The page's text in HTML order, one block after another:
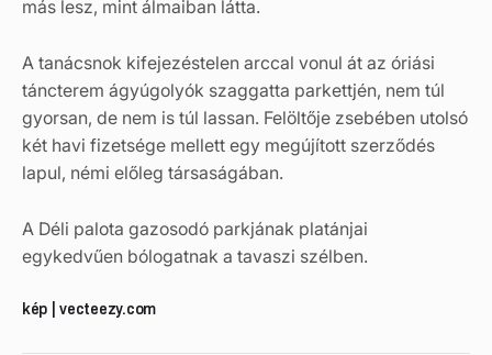
más lesz, mint álmaiban látta.
A tanácsnok kifejezéstelen arccal vonul át az óriási
táncterem ágyúgolyók szaggatta parkettjén, nem túl
gyorsan, de nem is túl lassan. Felöltője zsebében utolsó
két havi fizetsége mellett egy megújított szerződés
lapul, némi előleg társaságában.
A Déli palota gazosodó parkjának platánjai
egykedvűen bólogatnak a tavaszi szélben.
kép | vecteezy.com